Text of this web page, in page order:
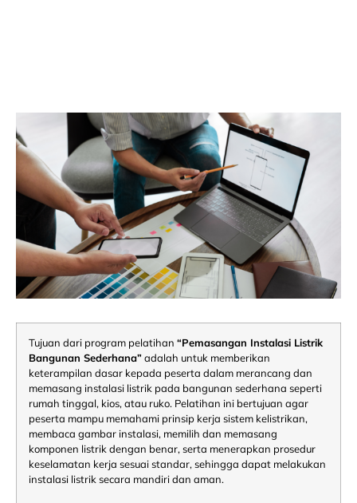
Tujuan dari program pelatihan “Pemasangan Instalasi Listrik
Bangunan Sederhana”adalah untuk memberikan
keterampilan dasar kepada peserta dalam merancang dan
memasang instalasi listrik pada bangunan sederhana seperti
rumah tinggal, kios, atau ruko. Pelatihan ini bertujuan agar
peserta mampu memahami prinsip kerja sistem kelistrikan,
membaca gambar instalasi, memilih dan memasang
komponen listrik dengan benar, serta menerapkan prosedur
keselamatan kerja sesuai standar, sehingga dapat melakukan
instalasi listrik secara mandiri dan aman.